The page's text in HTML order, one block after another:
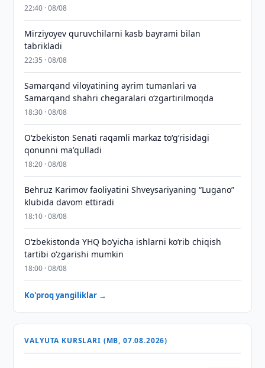
22:40 · 08/08
Mirziyoyev quruvchilarni kasb bayrami bilan
tabrikladi
22:35 · 08/08
Samarqand viloyatining ayrim tumanlari va
Samarqand shahri chegaralari oʻzgartirilmoqda
18:30 · 08/08
Oʻzbekiston Senati raqamli markaz toʻgʻrisidagi
qonunni maʼqulladi
18:20 · 08/08
Behruz Karimov faoliyatini Shveysariyaning “Lugano”
klubida davom ettiradi
18:10 · 08/08
O‘zbekistonda YHQ bo‘yicha ishlarni ko‘rib chiqish
tartibi o‘zgarishi mumkin
18:00 · 08/08
Ko'proq yangiliklar →
VALYUTA KURSLARI (MB, 07.08.2026)